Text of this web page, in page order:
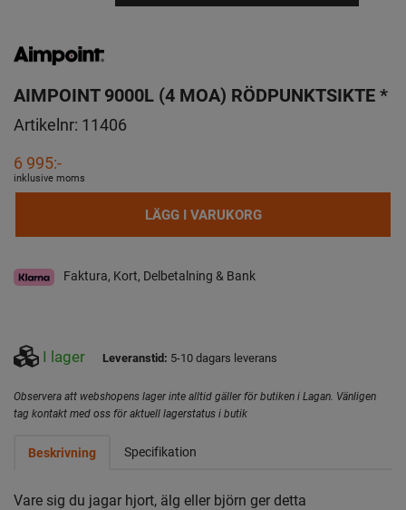
AIMPOINT 9000L (4 MOA) RÖDPUNKTSIKTE *
Artikelnr: 11406
6 995:-
inklusive moms
LÄGG I VARUKORG
Faktura, Kort, Delbetalning & Bank
I lager Leveranstid: 5-10 dagars leverans
Observera att webshopens lager inte alltid gäller för butiken i Lagan. Vänligen
tag kontakt med oss för aktuell lagerstatus i butik
Beskrivning Specifikation
Vare sig du jagar hjort, älg eller björn ger detta